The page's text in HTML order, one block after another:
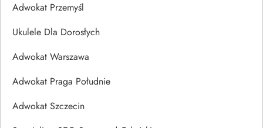
Adwokat Przemyśl
Ukulele Dla Dorosłych
Adwokat Warszawa
Adwokat Praga Południe
Adwokat Szczecin